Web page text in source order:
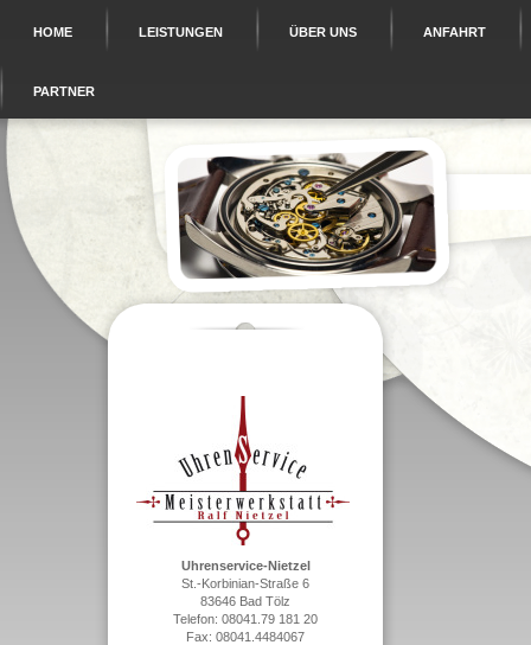
HOME LEISTUNGEN ÜBER UNS ANFAHRT
PARTNER
Uhrenservice-Nietzel
St.-Korbinian-Straße 6
83646 Bad Tölz
Telefon: 08041.79 181 20
Fax: 08041.4484067